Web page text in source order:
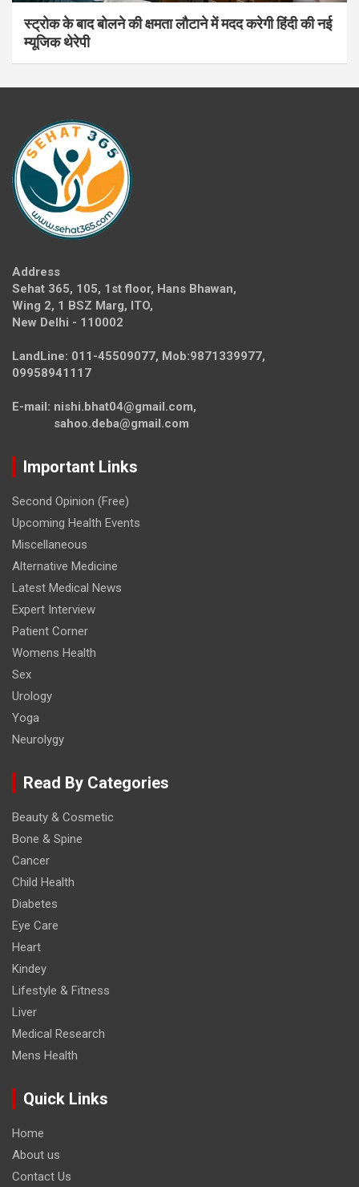
स्ट्रोक के बाद बोलने की क्षमता लौटाने में मदद करेगी हिंदी की नई
म्यूजिक थेरेपी
Address
Sehat 365, 105, 1st floor, Hans Bhawan,
Wing 2, 1 BSZ Marg, ITO,
New Delhi - 110002
LandLine: 011-45509077, Mob:9871339977,
09958941117
E-mail: nishi.bhat04@gmail.com,
sahoo.deba@gmail.com
Important Links
Second Opinion (Free)
Upcoming Health Events
Miscellaneous
Alternative Medicine
Latest Medical News
Expert Interview
Patient Corner
Womens Health
Sex
Urology
Yoga
Neurolygy
Read By Categories
Beauty & Cosmetic
Bone & Spine
Cancer
Child Health
Diabetes
Eye Care
Heart
Kindey
Lifestyle & Fitness
Liver
Medical Research
Mens Health
Quick Links
Home
About us
Contact Us